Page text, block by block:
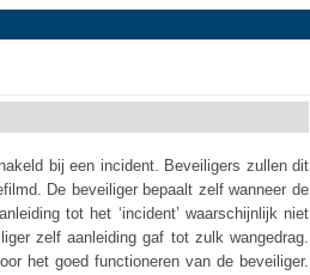
bij een incident. Beveiligers zullen dit
De beveiliger bepaalt zelf wanneer de
tot het ‘incident’ waarschijnlijk niet
zelf aanleiding gaf tot zulk wangedrag.
het goed functioneren van de beveiliger.